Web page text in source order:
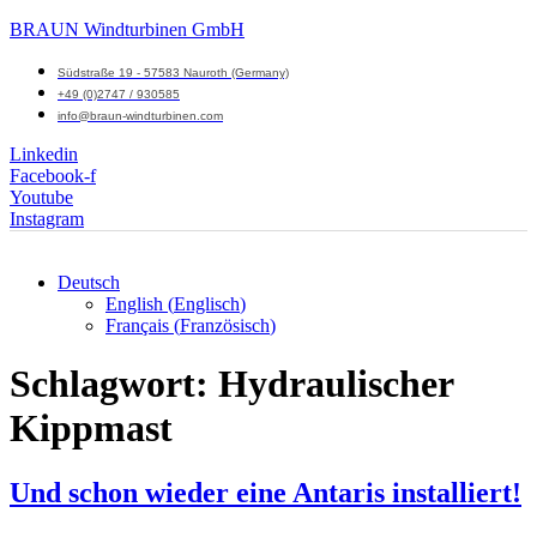
BRAUN Windturbinen GmbH
Südstraße 19 - 57583 Nauroth (Germany)
+49 (0)2747 / 930585
info@braun-windturbinen.com
Linkedin
Facebook-f
Youtube
Instagram
Deutsch
English (Englisch)
Français (Französisch)
Schlagwort: Hydraulischer
Kippmast
Und schon wieder eine Antaris installiert!